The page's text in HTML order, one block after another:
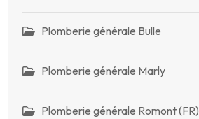
Plomberie générale Bulle
Plomberie générale Marly
Plomberie générale Romont (FR)